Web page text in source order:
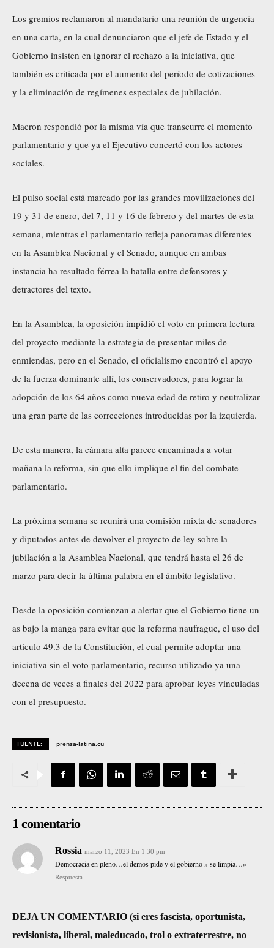
Los gremios reclamaron al mandatario una reunión de urgencia
en una carta, en la cual denunciaron que el jefe de Estado y el
Gobierno insisten en ignorar el rechazo a la iniciativa, que
también es criticada por el aumento del período de cotizaciones
y la eliminación de regímenes especiales de jubilación.
Macron respondió por la misma vía que transcurre el momento
parlamentario y que ya el Ejecutivo concertó con los actores
sociales.
El pulso social está marcado por las grandes movilizaciones del
19 y 31 de enero, del 7, 11 y 16 de febrero y del martes de esta
semana, mientras el parlamentario refleja panoramas diferentes
en la Asamblea Nacional y el Senado, aunque en ambas
instancia ha resultado férrea la batalla entre defensores y
detractores del texto.
En la Asamblea, la oposición impidió el voto en primera lectura
del proyecto mediante la estrategia de presentar miles de
enmiendas, pero en el Senado, el oficialismo encontró el apoyo
de la fuerza dominante allí, los conservadores, para lograr la
adopción de los 64 años como nueva edad de retiro y neutralizar
una gran parte de las correcciones introducidas por la izquierda.
De esta manera, la cámara alta parece encaminada a votar
mañana la reforma, sin que ello implique el fin del combate
parlamentario.
La próxima semana se reunirá una comisión mixta de senadores
y diputados antes de devolver el proyecto de ley sobre la
jubilación a la Asamblea Nacional, que tendrá hasta el 26 de
marzo para decir la última palabra en el ámbito legislativo.
Desde la oposición comienzan a alertar que el Gobierno tiene un
as bajo la manga para evitar que la reforma naufrague, el uso del
artículo 49.3 de la Constitución, el cual permite adoptar una
iniciativa sin el voto parlamentario, recurso utilizado ya una
decena de veces a finales del 2022 para aprobar leyes vinculadas
con el presupuesto.
FUENTE: prensa-latina.cu
1 comentario
Rossia marzo 11, 2023 En 1:30 pm
Democracia en pleno…el demos pide y el gobierno » se limpia…»
Respuesta
DEJA UN COMENTARIO (si eres fascista, oportunista,
revisionista, liberal, maleducado, trol o extraterrestre, no